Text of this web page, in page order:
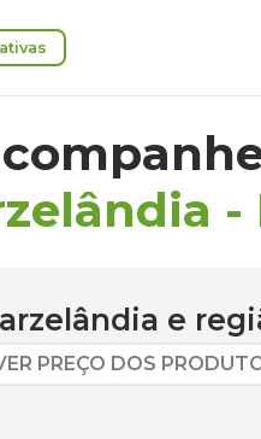
-
e
PREÇO DOS